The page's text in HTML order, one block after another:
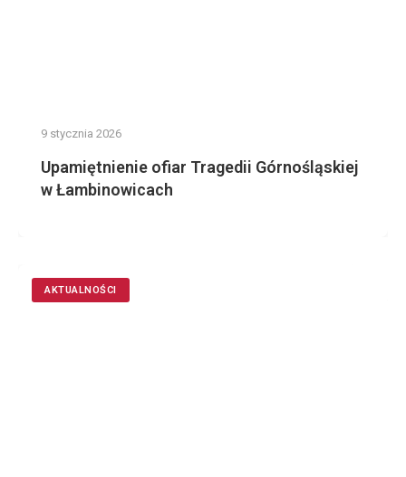
9 stycznia 2026
Upamiętnienie ofiar Tragedii Górnośląskiej
w Łambinowicach
AKTUALNOŚCI